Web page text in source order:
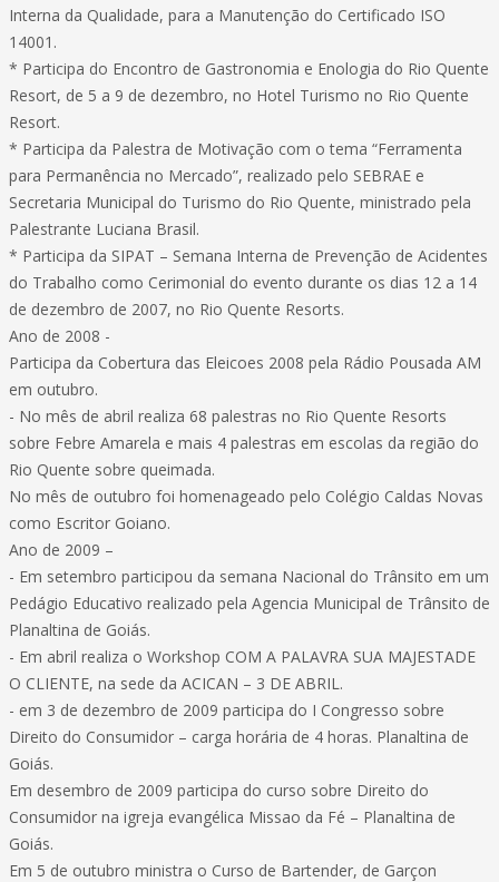
Interna da Qualidade, para a Manutenção do Certificado ISO
14001.
* Participa do Encontro de Gastronomia e Enologia do Rio Quente
Resort, de 5 a 9 de dezembro, no Hotel Turismo no Rio Quente
Resort.
* Participa da Palestra de Motivação com o tema “Ferramenta
para Permanência no Mercado”, realizado pelo SEBRAE e
Secretaria Municipal do Turismo do Rio Quente, ministrado pela
Palestrante Luciana Brasil.
* Participa da SIPAT – Semana Interna de Prevenção de Acidentes
do Trabalho como Cerimonial do evento durante os dias 12 a 14
de dezembro de 2007, no Rio Quente Resorts.
Ano de 2008 -
Participa da Cobertura das Eleicoes 2008 pela Rádio Pousada AM
em outubro.
- No mês de abril realiza 68 palestras no Rio Quente Resorts
sobre Febre Amarela e mais 4 palestras em escolas da região do
Rio Quente sobre queimada.
No mês de outubro foi homenageado pelo Colégio Caldas Novas
como Escritor Goiano.
Ano de 2009 –
- Em setembro participou da semana Nacional do Trânsito em um
Pedágio Educativo realizado pela Agencia Municipal de Trânsito de
Planaltina de Goiás.
- Em abril realiza o Workshop COM A PALAVRA SUA MAJESTADE
O CLIENTE, na sede da ACICAN – 3 DE ABRIL.
- em 3 de dezembro de 2009 participa do I Congresso sobre
Direito do Consumidor – carga horária de 4 horas. Planaltina de
Goiás.
Em desembro de 2009 participa do curso sobre Direito do
Consumidor na igreja evangélica Missao da Fé – Planaltina de
Goiás.
Em 5 de outubro ministra o Curso de Bartender, de Garçon